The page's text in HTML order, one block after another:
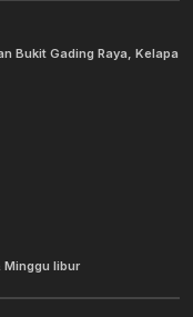
Bukit Gading Raya, Kelapa
Minggu libur